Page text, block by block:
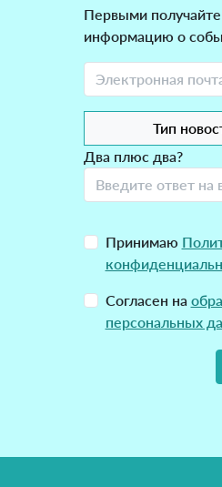
Первыми
информацию о
Тип
Два плюс два?
Принимаю
Согласен на
персональных